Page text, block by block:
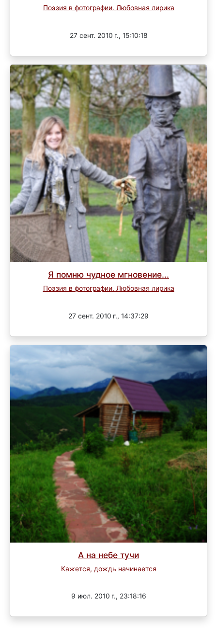
Поэзия в фотографии. Любовная лирика
27 сент. 2010 г., 15:10:18
Я помню чудное мгновение...
Поэзия в фотографии. Любовная лирика
27 сент. 2010 г., 14:37:29
А на небе тучи
Кажется, дождь начинается
9 июл. 2010 г., 23:18:16